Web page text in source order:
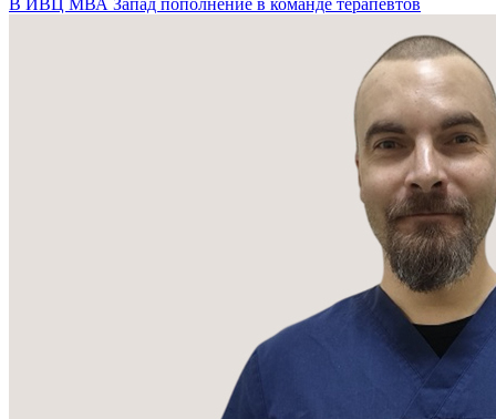
В ИВЦ МВА Запад пополнение в команде терапевтов